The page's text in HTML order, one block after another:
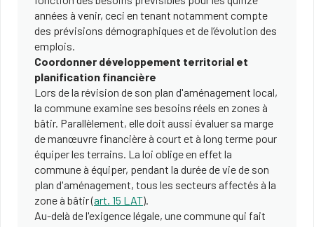
années à venir, ceci en tenant notamment compte
des prévisions démographiques et de l’évolution des
emplois.
Coordonner développement territorial et
planification financière
Lors de la révision de son plan d'aménagement local,
la commune examine ses besoins réels en zones à
bâtir. Parallèlement, elle doit aussi évaluer sa marge
de manœuvre financière à court et à long terme pour
équiper les terrains. La loi oblige en effet la
commune à équiper, pendant la durée de vie de son
plan d'aménagement, tous les secteurs affectés à la
zone à bâtir (art. 15 LAT).
Au-delà de l'exigence légale, une commune qui fait